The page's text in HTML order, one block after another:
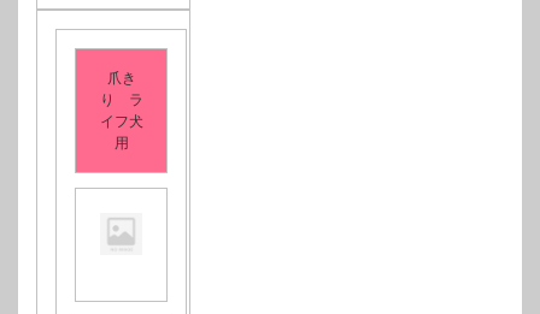
爪き
り ラ
イフ犬
用